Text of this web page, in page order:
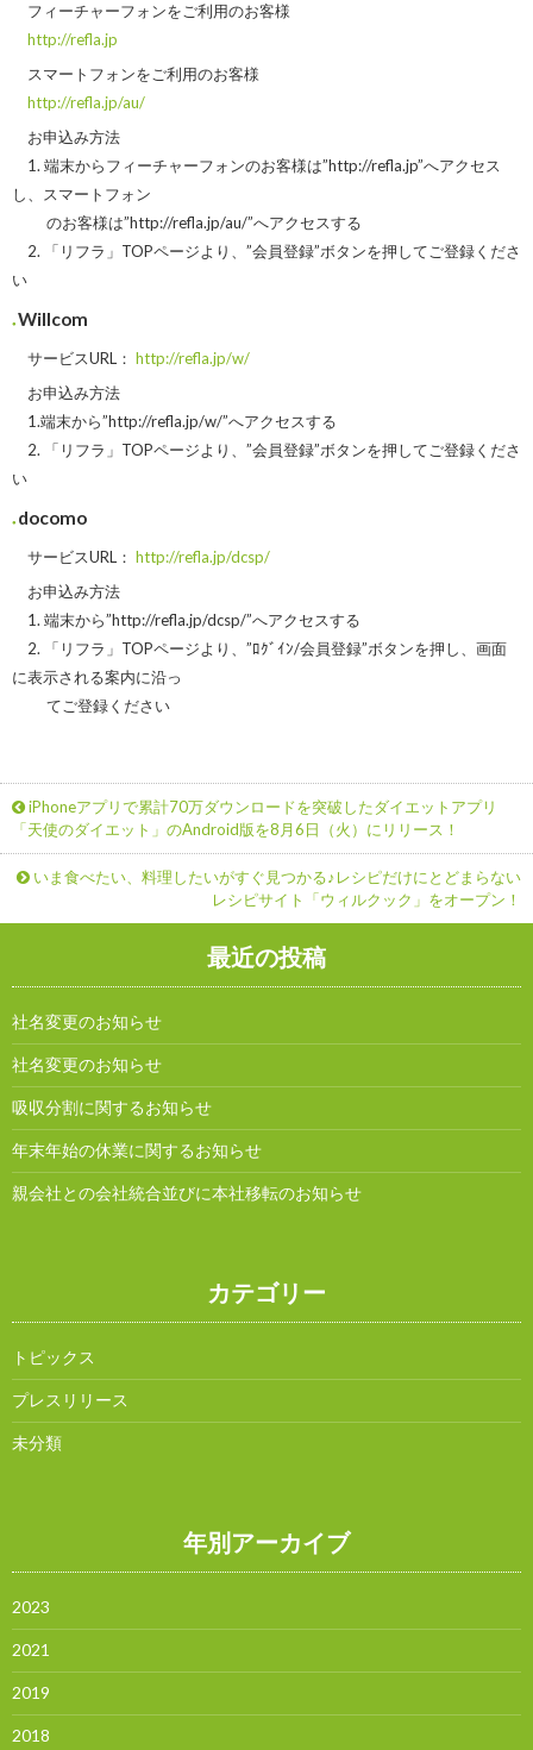
フィーチャーフォンをご利用のお客様
http://refla.jp
スマートフォンをご利用のお客様
http://refla.jp/au/
お申込み方法
1. 端末からフィーチャーフォンのお客様は”http://refla.jp”へアクセス
し、スマートフォン
のお客様は”http://refla.jp/au/”へアクセスする
2. 「リフラ」TOPページより、”会員登録”ボタンを押してご登録くださ
い
Willcom
サービスURL： http://refla.jp/w/
お申込み方法
1.端末から”http://refla.jp/w/”へアクセスする
2. 「リフラ」TOPページより、”会員登録”ボタンを押してご登録くださ
い
docomo
サービスURL： http://refla.jp/dcsp/
お申込み方法
1. 端末から”http://refla.jp/dcsp/”へアクセスする
2. 「リフラ」TOPページより、”ﾛｸﾞｲﾝ/会員登録”ボタンを押し、画面
に表示される案内に沿っ
てご登録ください
iPhoneアプリで累計70万ダウンロードを突破したダイエットアプリ
「天使のダイエット」のAndroid版を8月6日（火）にリリース！
いま食べたい、料理したいがすぐ見つかる♪レシピだけにとどまらない
レシピサイト「ウィルクック」をオープン！
最近の投稿
社名変更のお知らせ
社名変更のお知らせ
吸収分割に関するお知らせ
年末年始の休業に関するお知らせ
親会社との会社統合並びに本社移転のお知らせ
カテゴリー
トピックス
プレスリリース
未分類
年別アーカイブ
2023
2021
2019
2018